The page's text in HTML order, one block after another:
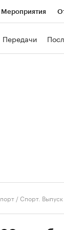
Мероприятия
Передачи
/Спорт.